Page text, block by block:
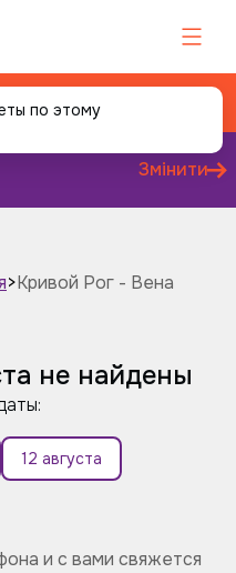
- Вена
Змінити
>Кривой Рог - Вена
не найдены
12 августа
и с вами свяжется
по этому